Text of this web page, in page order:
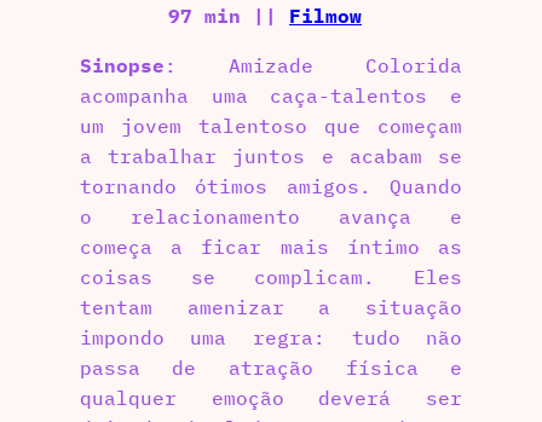
97 min || Filmow
Sinopse : Amizade Colorida
acompanha uma caça-talentos e
um jovem talentoso que começam
a trabalhar juntos e acabam se
tornando ótimos amigos. Quando
o relacionamento avança e
começa a ficar mais íntimo as
coisas se complicam. Eles
tentam amenizar a situação
impondo uma regra: tudo não
passa de atração física e
qualquer emoção deverá ser